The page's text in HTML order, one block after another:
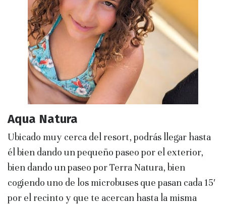
Aqua Natura
Ubicado muy cerca del resort, podrás llegar hasta
él bien dando un pequeño paseo por el exterior,
bien dando un paseo por Terra Natura, bien
cogiendo uno de los microbuses que pasan cada 15′
por el recinto y que te acercan hasta la misma